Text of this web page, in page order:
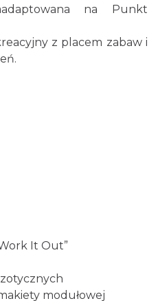
na Punkt
z placem zabaw i
It Out”
modułowej